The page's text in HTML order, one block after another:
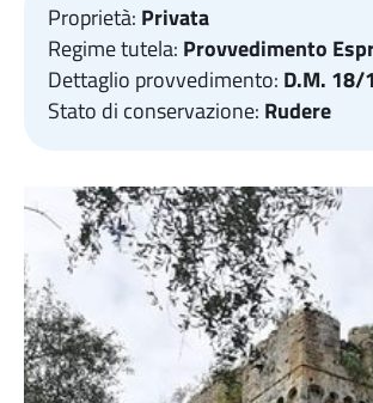
Proprietà: Privata
Regime tutela: Provvedimento
Dettaglio provvedimento: D.M.
Stato di conservazione: Rudere